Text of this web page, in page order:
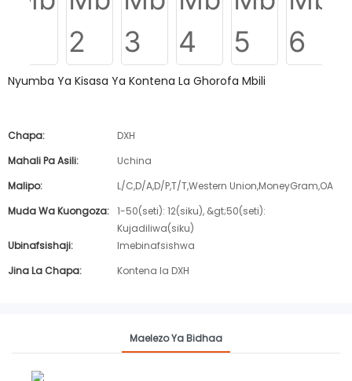
Nyumba Ya Kisasa Ya Kontena La Ghorofa Mbili
Chapa:
DXH
Mahali Pa Asili:
Uchina
Malipo:
L/C,D/A,D/P,T/T,Western Union,MoneyGram,OA
Muda Wa Kuongoza: 1-50(seti): 12(siku), &gt;50(seti):
Kujadiliwa(siku)
Ubinafsishaji:
Imebinafsishwa
Jina La Chapa:
Kontena la DXH
Maelezo Ya Bidhaa